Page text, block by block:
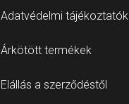
Adatvédelmi tájékoztatók
Árkötött termékek
Elállás a szerződéstől